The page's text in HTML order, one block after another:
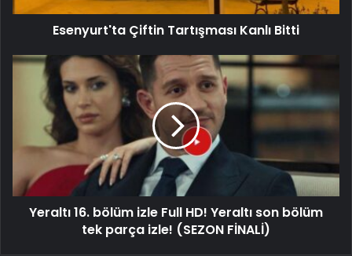
Esenyurt'ta Çiftin Tartışması Kanlı Bitti
Yeraltı 16. bölüm izle Full HD! Yeraltı son bölüm
tek parça izle! (SEZON FİNALİ)